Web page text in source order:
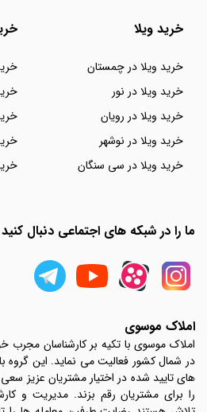
خرید ویلا
خرید ویلا در چمستان
خرید ویلا در نور
خرید ویلا در رویان
خرید ویلا در نوشهر
خرید ویلا در سی سنگان
ما را در شبکه های اجتماعی دنبال کنید
املاک موسوی
املاک موسوی با تکیه بر کارشناسان مجرب
در شمال کشور فعالیت می نماید. این گروه
های تایید شده در اختیار مشتریان عزیز
را برای مشتریان رقم بزند. مدیریت و